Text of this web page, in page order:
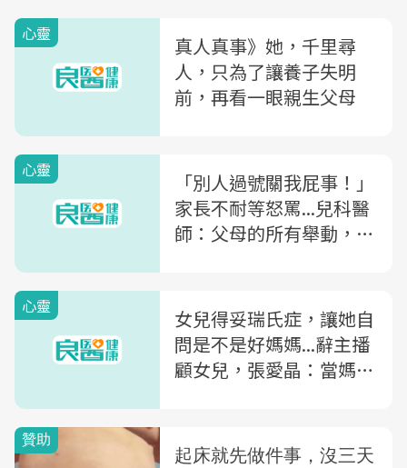
心靈
真人真事》她，千里尋
人，只為了讓養子失明
前，再看一眼親生父母
心靈
「別人過號關我屁事！」
家長不耐等怒罵...兒科醫
師：父母的所有舉動，孩
心靈
女兒得妥瑞氏症，讓她自
問是不是好媽媽...辭主播
顧女兒，張愛晶：當媽媽